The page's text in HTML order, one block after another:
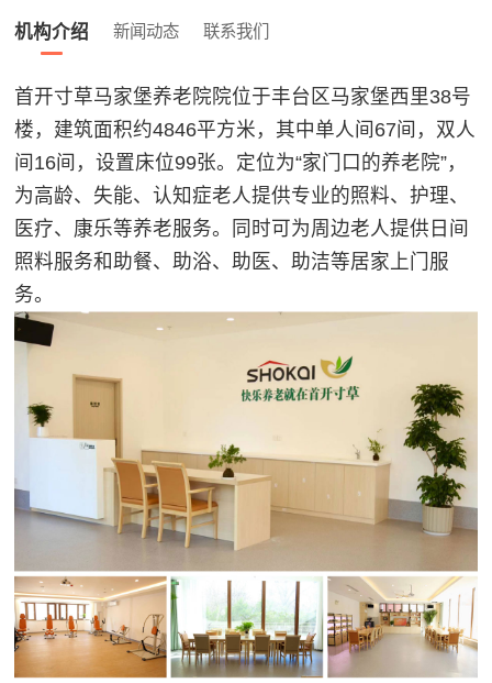
机构介绍 新闻动态 联系我们
首开寸草马家堡养老院院位于丰台区马家堡西里38号
楼，建筑面积约4846平方米，其中单人间67间，双人
间16间，设置床位99张。定位为“家门口的养老院”，
为高龄、失能、认知症老人提供专业的照料、护理、
医疗、康乐等养老服务。同时可为周边老人提供日间
照料服务和助餐、助浴、助医、助洁等居家上门服
务。